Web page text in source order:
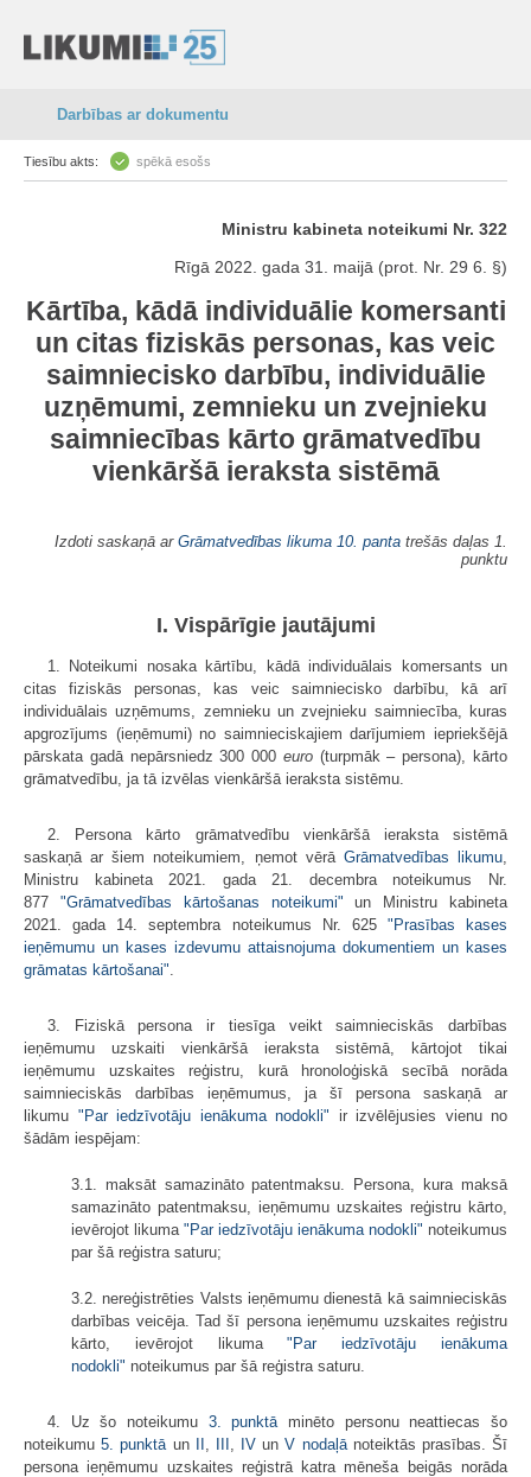
Darbības ar dokumentu
Tiesību akts: spēkā esošs
Ministru kabineta noteikumi Nr. 322
Rīgā 2022. gada 31. maijā (prot. Nr. 29 6. §)
Kārtība, kādā individuālie komersanti
un citas fiziskās personas, kas veic
saimniecisko darbību, individuālie
uzņēmumi, zemnieku un zvejnieku
saimniecības kārto grāmatvedību
vienkāršā ieraksta sistēmā
Izdoti saskaņā ar Grāmatvedības likuma 10. panta trešās daļas 1.
punktu
I. Vispārīgie jautājumi
1. Noteikumi nosaka kārtību, kādā individuālais komersants un
citas fiziskās personas, kas veic saimniecisko darbību, kā arī
individuālais uzņēmums, zemnieku un zvejnieku saimniecība, kuras
apgrozījums (ieņēmumi) no saimnieciskajiem darījumiem iepriekšējā
pārskata gadā nepārsniedz 300 000 euro(turpmāk – persona), kārto
grāmatvedību, ja tā izvēlas vienkāršā ieraksta sistēmu.
2. Persona kārto grāmatvedību vienkāršā ieraksta sistēmā
saskaņā ar šiem noteikumiem, ņemot vērā Grāmatvedības likumu
Ministru kabineta 2021. gada 21. decembra noteikumus Nr.
877 "Grāmatvedības kārtošanas noteikumi" un Ministru kabineta
2021. gada 14. septembra noteikumus Nr. 625 "Prasības kases
ieņēmumu un kases izdevumu attaisnojuma dokumentiem un kases
grāmatas kārtošanai"
3. Fiziskā persona ir tiesīga veikt saimnieciskās darbības
ieņēmumu uzskaiti vienkāršā ieraksta sistēmā, kārtojot tikai
ieņēmumu uzskaites reģistru, kurā hronoloģiskā secībā norāda
saimnieciskās darbības ieņēmumus, ja šī persona saskaņā ar
likumu "Par iedzīvotāju ienākuma nodokli" ir izvēlējusies vienu no
šādām iespējam:
3.1. maksāt samazināto patentmaksu. Persona, kura maksā
samazināto patentmaksu, ieņēmumu uzskaites reģistru kārto,
ievērojot likuma "Par iedzīvotāju ienākuma nodokli" noteikumus
par šā reģistra saturu;
3.2. nereģistrēties Valsts ieņēmumu dienestā kā saimnieciskās
darbības veicēja. Tad šī persona ieņēmumu uzskaites reģistru
kārto, ievērojot likuma"Par iedzīvotāju ienākuma
nodokli" noteikumus par šā reģistra saturu.
4. Uz šo noteikumu 3. punktā minēto personu neattiecas šo
noteikumu5. punktā un II III IV unV nodaļānoteiktās prasības. Šī
persona ieņēmumu uzskaites reģistrā katra mēneša beigās norāda